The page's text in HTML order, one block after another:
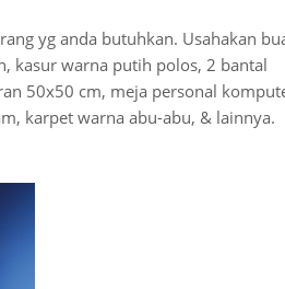
yg anda butuhkan. Usahakan
kasur warna putih polos, 2 bantal
50x50 cm, meja personal
karpet warna abu-abu, & lainnya.